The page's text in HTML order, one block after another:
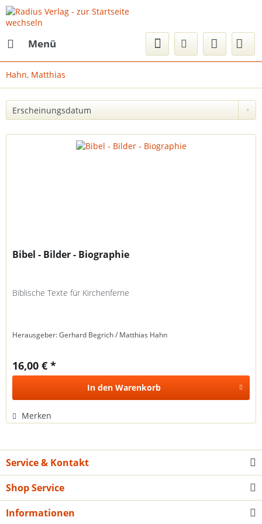
Menü
Hahn, Matthias
Bibel - Bilder - Biographie
Biblische Texte für Kirchenferne
Herausgeber: Gerhard Begrich / Matthias Hahn
16,00 € *
In den Warenkorb
Merken
Service & Kontakt
Shop Service
Informationen